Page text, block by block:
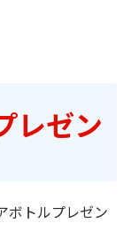
レゼン
ボトルプレゼン